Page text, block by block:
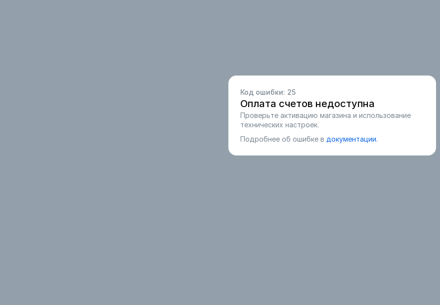
Код ошибки: 25
Оплата счетов недоступна
Проверьте активацию магазина и использование
технических настроек.
Подробнее об ошибке в документации.